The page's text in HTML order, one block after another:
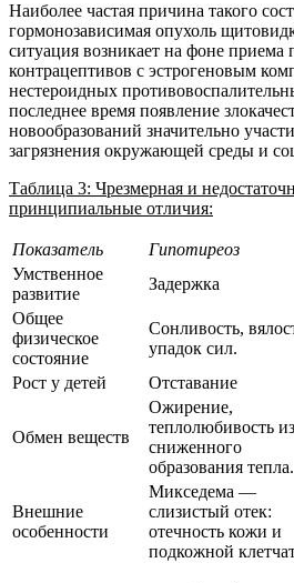
Наиболее частая причина такого
гормонозависимая опухоль
ситуация возникает на фоне приема
контрацептивов с эстрогеновым
нестероидных
последнее время появление
новообразований значительно
загрязнения окружающей среды и
Таблица 3: Чрезмерная и
принципиальные отличия:
Показатель Гипотиреоз
Умственное
развитие
Задержка
Общее
физическое
состояние
Сонливость,
упадок сил.
Рост у детей
Отставание
Обмен веществ
Ожирение,
теплолюбивость
сниженного
образования тепла.
Внешние
особенности
Микседема —
слизистый отек:
отечность кожи и
подкожной